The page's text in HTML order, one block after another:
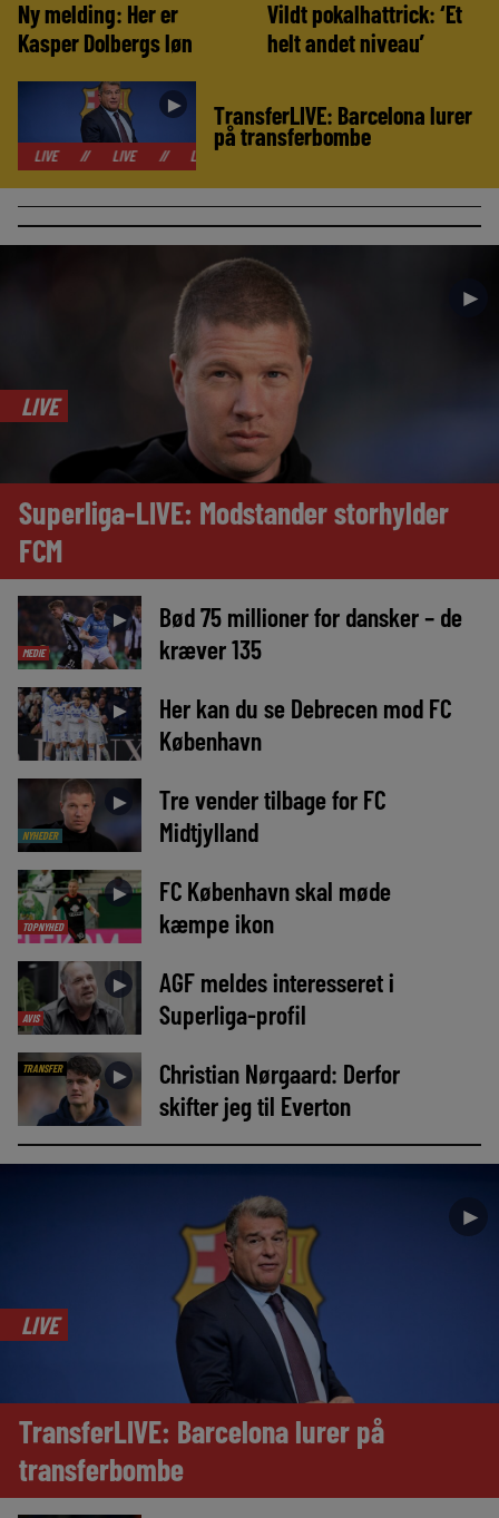
Ny melding: Her er
Kasper Dolbergs løn
Vildt pokalhattrick: ‘Et
helt andet niveau’
►
LIVE // LIVE // LIVE
TransferLIVE: Barcelona lurer
på transferbombe
►
LIVE
Superliga-LIVE: Modstander storhylder
FCM
MEDIE
►
Bød 75 millioner for dansker – de
kræver 135
►
Her kan du se Debrecen mod FC
København
NYHEDER
►
Tre vender tilbage for FC
Midtjylland
TOPNYHED
►
FC København skal møde
kæmpe ikon
AVIS
►
AGF meldes interesseret i
Superliga-profil
TRANSFER ►
Christian Nørgaard: Derfor
skifter jeg til Everton
►
LIVE
TransferLIVE: Barcelona lurer på
transferbombe